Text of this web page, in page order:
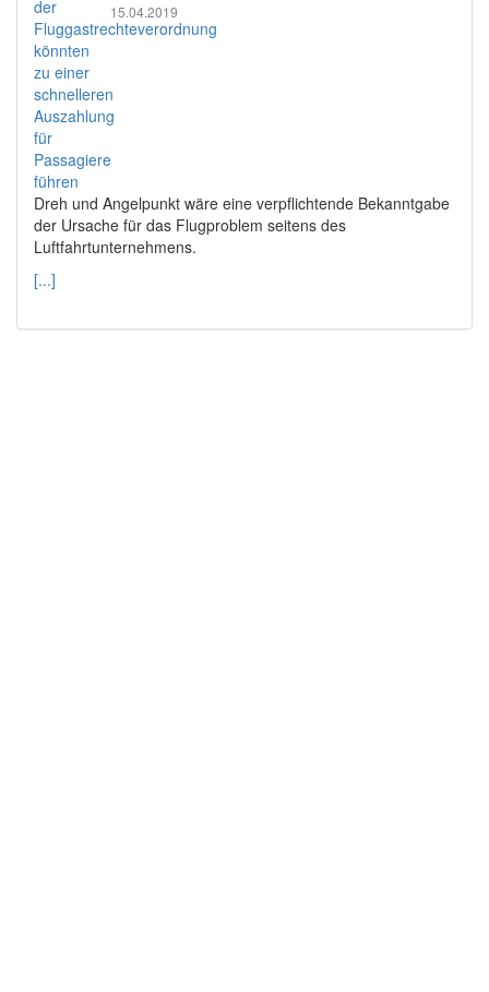
15.04.2019
Dreh und Angelpunkt wäre eine verpflichtende Bekanntgabe
der Ursache für das Flugproblem seitens des
Luftfahrtunternehmens.
[...]